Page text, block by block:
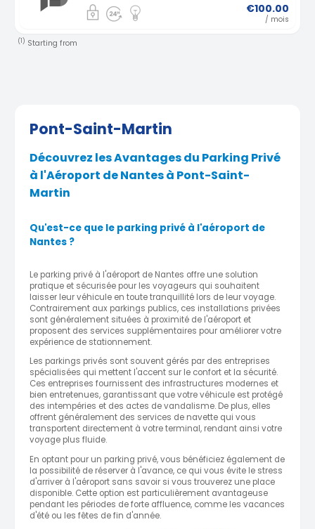
€100.00
/ mois
(1) Starting from
Pont-Saint-Martin
Découvrez les Avantages du Parking Privé
à l'Aéroport de Nantes à Pont-Saint-
Martin
Qu'est-ce que le parking privé à l'aéroport de
Nantes ?
Le parking privé à l'aéroport de Nantes offre une solution
pratique et sécurisée pour les voyageurs qui souhaitent
laisser leur véhicule en toute tranquillité lors de leur voyage.
Contrairement aux parkings publics, ces installations privées
sont généralement situées à proximité de l'aéroport et
proposent des services supplémentaires pour améliorer votre
expérience de stationnement.
Les parkings privés sont souvent gérés par des entreprises
spécialisées qui mettent l'accent sur le confort et la sécurité.
Ces entreprises fournissent des infrastructures modernes et
bien entretenues, garantissant que votre véhicule est protégé
des intempéries et des actes de vandalisme. De plus, elles
offrent généralement des services de navette qui vous
transportent directement à votre terminal, rendant ainsi votre
voyage plus fluide.
En optant pour un parking privé, vous bénéficiez également de
la possibilité de réserver à l'avance, ce qui vous évite le stress
d'arriver à l'aéroport sans savoir si vous trouverez une place
disponible. Cette option est particulièrement avantageuse
pendant les périodes de forte affluence, comme les vacances
d'été ou les fêtes de fin d'année.